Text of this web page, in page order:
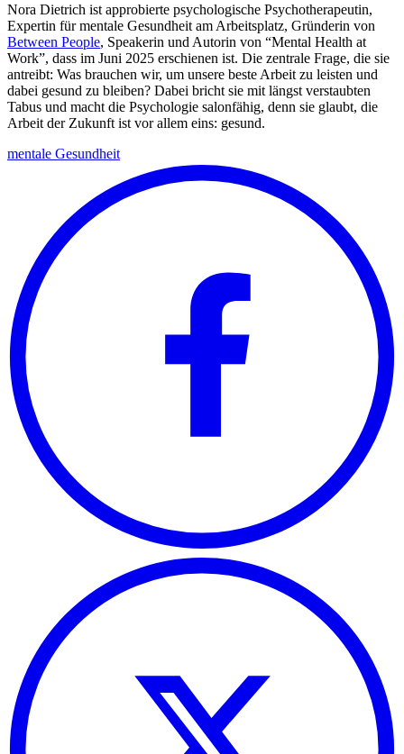
Nora Dietrich ist approbierte psychologische Psychotherapeutin,
Expertin für mentale Gesundheit am Arbeitsplatz, Gründerin von
Between People, Speakerin und Autorin von “Mental Health at
Work”, dass im Juni 2025 erschienen ist. Die zentrale Frage, die sie
antreibt: Was brauchen wir, um unsere beste Arbeit zu leisten und
dabei gesund zu bleiben? Dabei bricht sie mit längst verstaubten
Tabus und macht die Psychologie salonfähig, denn sie glaubt, die
Arbeit der Zukunft ist vor allem eins: gesund.
mentale Gesundheit